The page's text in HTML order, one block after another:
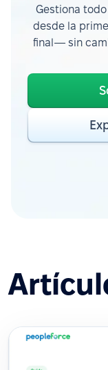
Gestiona
desde la
final— sin